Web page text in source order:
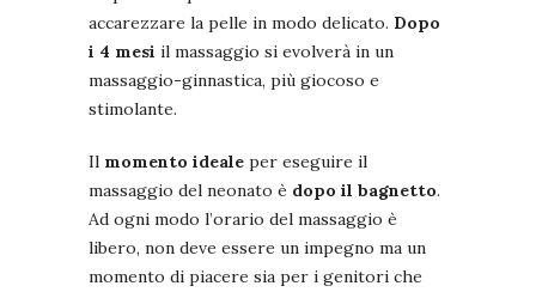
accarezzare la pelle in modo delicato. Dopo
i 4 mesi il massaggio si evolverà in un
massaggio-ginnastica, più giocoso e
stimolante.
Il momento ideale per eseguire il
massaggio del neonato è dopo il bagnetto.
Ad ogni modo l’orario del massaggio è
libero, non deve essere un impegno ma un
momento di piacere sia per i genitori che